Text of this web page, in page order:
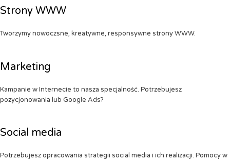
Strony WWW
Tworzymy nowoczsne, kreatywne, responsywne strony WWW.
Marketing
Kampanie w Internecie to nasza specjalność. Potrzebujesz
pozycjonowania lub Google Ads?
Social media
Potrzebujesz opracowania strategii social media i ich realizacji. Pomocy w